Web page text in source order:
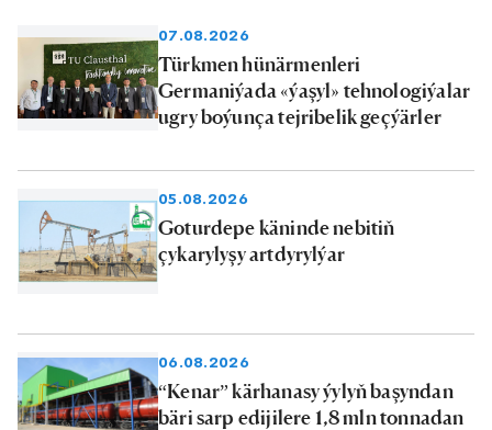
07.08.2026
Türkmen hünärmenleri
Germaniýada «ýaşyl» tehnologiýalar
ugry boýunça tejribelik geçýärler
05.08.2026
Goturdepe käninde nebitiň
çykarylyşy artdyrylýar
06.08.2026
“Kenar” kärhanasy ýylyň başyndan
bäri sarp edijilere 1,8 mln tonnadan